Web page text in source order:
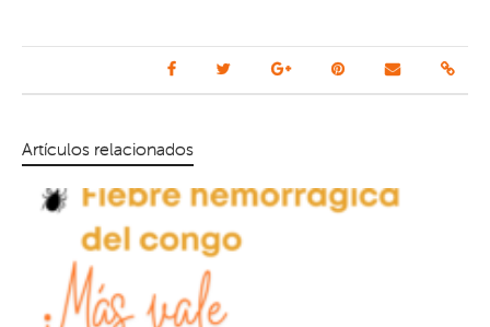
Artículos relacionados